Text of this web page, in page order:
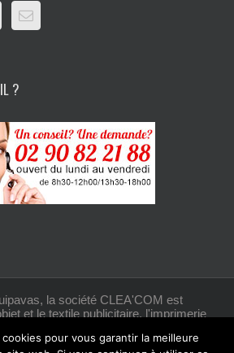
?
la société CLEA'COM est
et le textile publicitaire, l'imprimerie
pour vous garantir la meilleure